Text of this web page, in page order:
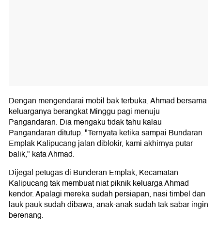
Dengan mengendarai mobil bak terbuka, Ahmad bersama
keluarganya berangkat Minggu pagi menuju
Pangandaran. Dia mengaku tidak tahu kalau
Pangandaran ditutup. "Ternyata ketika sampai Bundaran
Emplak Kalipucang jalan diblokir, kami akhirnya putar
balik," kata Ahmad.
Dijegal petugas di Bunderan Emplak, Kecamatan
Kalipucang tak membuat niat piknik keluarga Ahmad
kendor. Apalagi mereka sudah persiapan, nasi timbel dan
lauk pauk sudah dibawa, anak-anak sudah tak sabar ingin
berenang.